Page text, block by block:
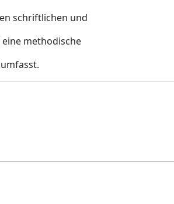
schriftlichen und
methodische